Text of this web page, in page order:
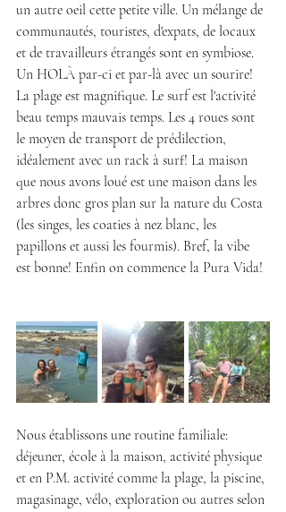
un autre oeil cette petite ville. Un mélange de
communautés, touristes, d'expats, de locaux
et de travailleurs étrangés sont en symbiose.
Un HOLÀ par-ci et par-là avec un sourire!
La plage est magnifique. Le surf est l'activité
beau temps mauvais temps. Les 4 roues sont
le moyen de transport de prédilection,
idéalement avec un rack à surf! La maison
que nous avons loué est une maison dans les
arbres donc gros plan sur la nature du Costa
(les singes, les coaties à nez blanc, les
papillons et aussi les fourmis). Bref, la vibe
est bonne! Enfin on commence la Pura Vida!
Nous établissons une routine familiale:
déjeuner, école à la maison, activité physique
et en P.M. activité comme la plage, la piscine,
magasinage, vélo, exploration ou autres selon